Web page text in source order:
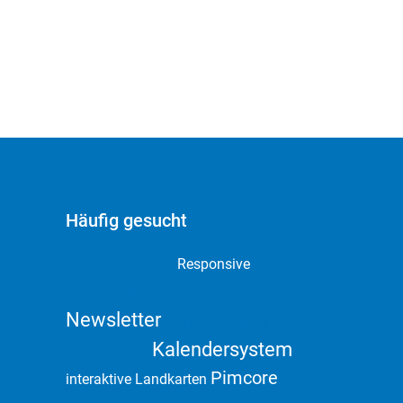
Häufig gesucht
Responsive
Newsletter
Kalendersystem
interaktive Landkarten Pimcore